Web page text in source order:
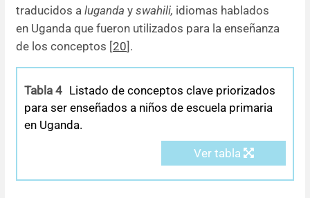
traducidos a luganda y swahili, idiomas hablados
en Uganda que fueron utilizados para la enseñanza
de los conceptos [20].
Tabla 4 Listado de conceptos clave priorizados
para ser enseñados a niños de escuela primaria
en Uganda.
Ver tabla